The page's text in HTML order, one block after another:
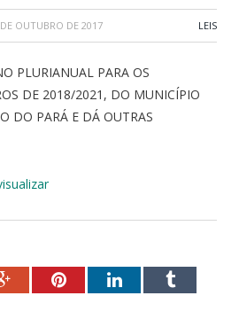
OUTUBRO DE 2017 LEIS
PLURIANUAL PARA OS
DE 2018/2021, DO MUNICÍPIO
DO PARÁ E DÁ OUTRAS
Google+PinterestLinkedInTumblr